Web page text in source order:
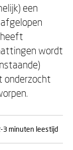
een
wordt
onderzocht
3 minuten leestijd